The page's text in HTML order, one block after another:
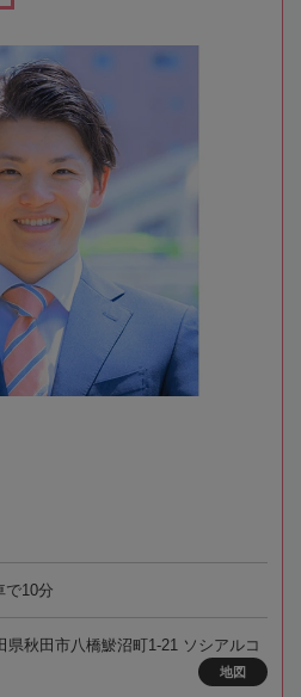
で10分
県秋田市八橋鯲沼町1-21 ソシアルコ
地図